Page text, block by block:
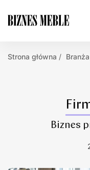
Strona główna Branża
Biznes